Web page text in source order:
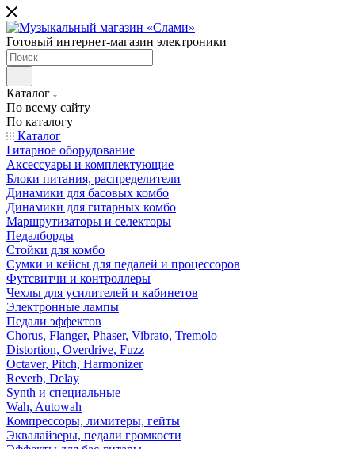
Готовый интернет-магазин электроники
Каталог
По всему сайту
По каталогу
Каталог
Гитарное оборудование
Аксессуары и комплектующие
Блоки питания, распределители
Динамики для басовых комбо
Динамики для гитарных комбо
Маршрутизаторы и селекторы
Педалборды
Стойки для комбо
Сумки и кейсы для педалей и процессоров
Футсвитчи и контроллеры
Чехлы для усилителей и кабинетов
Электронные лампы
Педали эффектов
Chorus, Flanger, Phaser, Vibrato, Tremolo
Distortion, Overdrive, Fuzz
Octaver, Pitch, Harmonizer
Reverb, Delay
Synth и специальные
Wah, Autowah
Компрессоры, лимитеры, гейты
Эквалайзеры, педали громкости